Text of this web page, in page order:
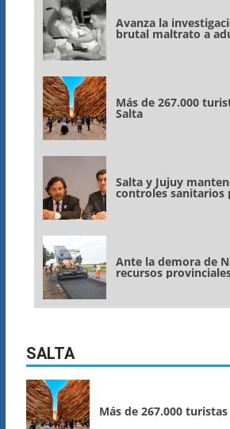
Avanza la
brutal maltrato a
en un geriátrico de
Más de 267.000
Salta
Salta y Jujuy
controles sanitarios
la producción
Ante la demora de
recursos
repavimentación de
SALTA
Más de 267.000